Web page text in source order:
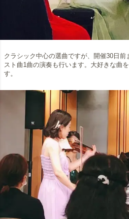
クラシック中心の選曲ですが、開催30日
スト曲1曲の演奏も行います。大好きな曲
す。